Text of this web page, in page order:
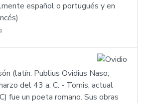
español o portugués y en
(latín: Publius Ovidius Naso;
del 43 a. C. - Tomis, actual
fue un poeta romano. Sus obras